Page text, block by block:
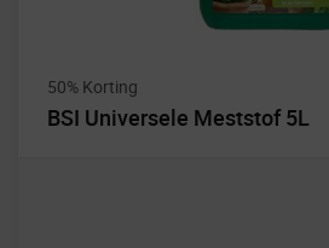
50% Korting
BSI Universele Meststof 5L